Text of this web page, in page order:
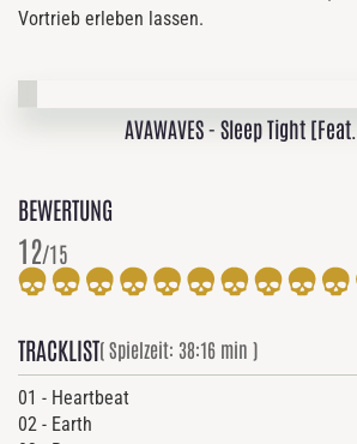
Vortrieb erleben lassen.
AVAWAVES - Sleep Tight
BEWERTUNG
12/15
TRACKLIST( Spielzeit: 38:16 min )
01 - Heartbeat
02 - Earth